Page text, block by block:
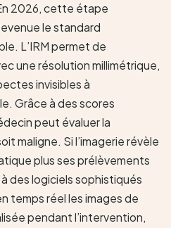
2026, cette étape
le standard
L’IRM permet de
une résolution millimétrique,
invisibles à
Grâce à des scores
peut évaluer la
maligne. Si l’imagerie révèle
plus ses prélèvements
à des logiciels sophistiqués
temps réel les images de
pendant l’intervention,